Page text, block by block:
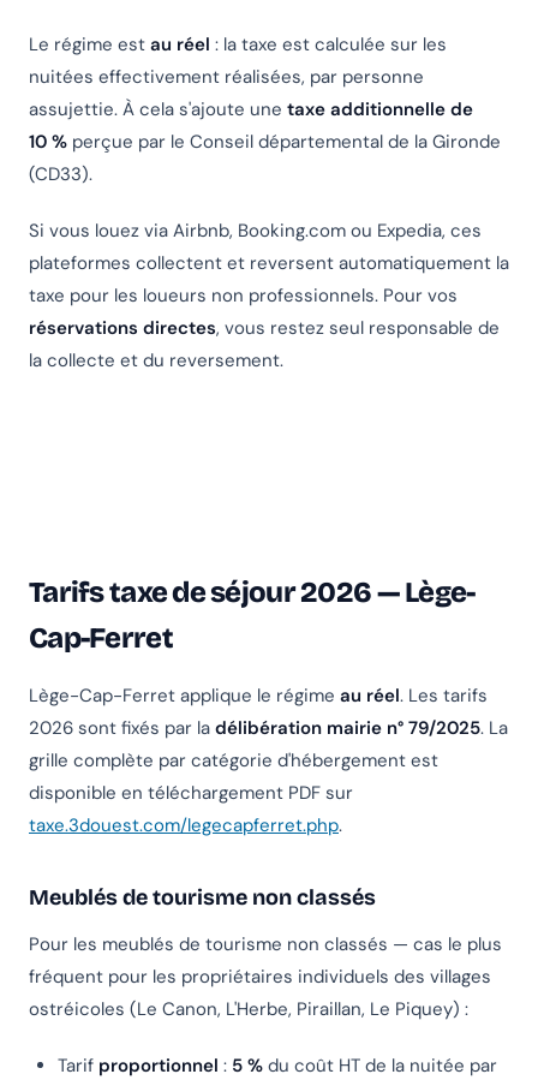
Le régime est au réel : la taxe est calculée sur les
nuitées effectivement réalisées, par personne
assujettie. À cela s'ajoute une taxe additionnelle de
10 % perçue par le Conseil départemental de la Gironde
(CD33).
Si vous louez via Airbnb, Booking.com ou Expedia, ces
plateformes collectent et reversent automatiquement la
taxe pour les loueurs non professionnels. Pour vos
réservations directes, vous restez seul responsable de
la collecte et du reversement.
Tarifs taxe de séjour 2026 — Lège-
Cap-Ferret
Lège-Cap-Ferret applique le régime au réel. Les tarifs
2026 sont fixés par la délibération mairie n° 79/2025. La
grille complète par catégorie d'hébergement est
disponible en téléchargement PDF sur
taxe.3douest.com/legecapferret.php.
Meublés de tourisme non classés
Pour les meublés de tourisme non classés — cas le plus
fréquent pour les propriétaires individuels des villages
ostréicoles (Le Canon, L'Herbe, Piraillan, Le Piquey) :
Tarif proportionnel : 5 % du coût HT de la nuitée par